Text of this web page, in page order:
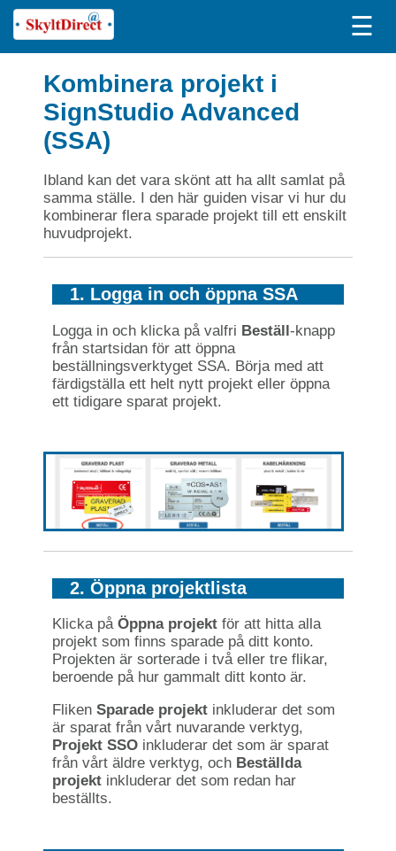
☰
Kombinera projekt i
SignStudio Advanced
(SSA)
Ibland kan det vara skönt att ha allt samlat på
samma ställe. I den här guiden visar vi hur du
kombinerar flera sparade projekt till ett enskilt
huvudprojekt.
1. Logga in och öppna SSA
Logga in och klicka på valfri Beställ-knapp
från startsidan för att öppna
beställningsverktyget SSA. Börja med att
färdigställa ett helt nytt projekt eller öppna
ett tidigare sparat projekt.
2. Öppna projektlista
Klicka på Öppna projektför att hitta alla
projekt som finns sparade på ditt konto.
Projekten är sorterade i två eller tre flikar,
beroende på hur gammalt ditt konto är.
Fliken Sparade projektinkluderar det som
är sparat från vårt nuvarande verktyg,
Projekt SSOinkluderar det som är sparat
från vårt äldre verktyg, och Beställda
projektinkluderar det som redan har
beställts.